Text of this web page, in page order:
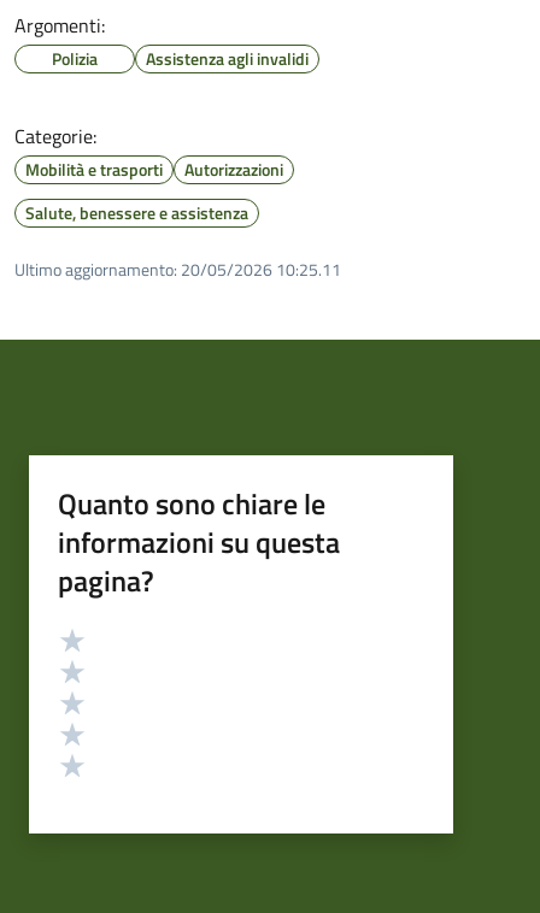
Argomenti:
Polizia Assistenza agli invalidi
Categorie:
Mobilità e trasporti
Autorizzazioni
Salute, benessere e assistenza
Ultimo aggiornamento: 20/05/2026 10:25.11
Quanto sono chiare le
informazioni su questa
pagina?
Valutazione